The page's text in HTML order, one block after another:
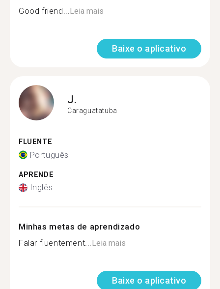
Good friend...Leia mais
Baixe o aplicativo
J.
Caraguatatuba
FLUENTE
Português
APRENDE
Inglês
Minhas metas de aprendizado
Falar fluentement...Leia mais
Baixe o aplicativo